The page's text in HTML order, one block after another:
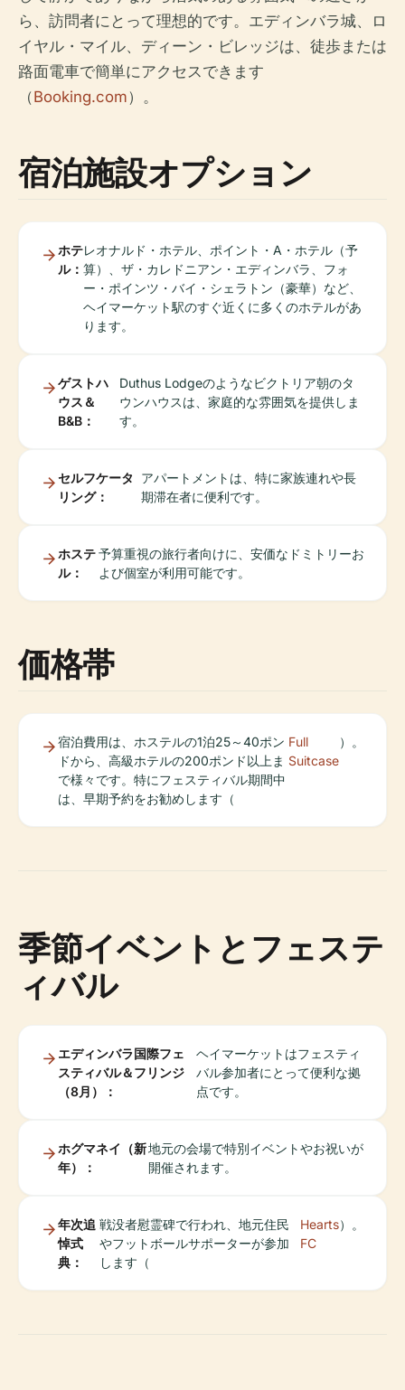
ら、訪問者にとって理想的です。エディンバラ城、ロ
イヤル・マイル、ディーン・ビレッジは、徒歩または
路面電車で簡単にアクセスできます
（Booking.com）。
宿泊施設オプション
ホテ
ル：
レオナルド・ホテル、ポイント・A・ホテル（予
算）、ザ・カレドニアン・エディンバラ、フォ
ー・ポインツ・バイ・シェラトン（豪華）など、
ヘイマーケット駅のすぐ近くに多くのホテルがあ
ります。
ゲストハ
ウス＆
B&B：
Duthus Lodgeのようなビクトリア朝のタ
ウンハウスは、家庭的な雰囲気を提供しま
す。
セルフケータ
リング：
アパートメントは、特に家族連れや長
期滞在者に便利です。
ホステ
ル：
予算重視の旅行者向けに、安価なドミトリーお
よび個室が利用可能です。
価格帯
宿泊費用は、ホステルの1泊25～40ポン
ドから、高級ホテルの200ポンド以上ま
で様々です。特にフェスティバル期間中
は、早期予約をお勧めします（
Full
Suitcase
）。
季節イベントとフェステ
ィバル
エディンバラ国際フェ
スティバル＆フリンジ
（8月）：
ヘイマーケットはフェスティ
バル参加者にとって便利な拠
点です。
ホグマネイ（新
年）：
地元の会場で特別イベントやお祝いが
開催されます。
年次追
悼式
典：
戦没者慰霊碑で行われ、地元住民
やフットボールサポーターが参加
します（
Hearts
FC
）。